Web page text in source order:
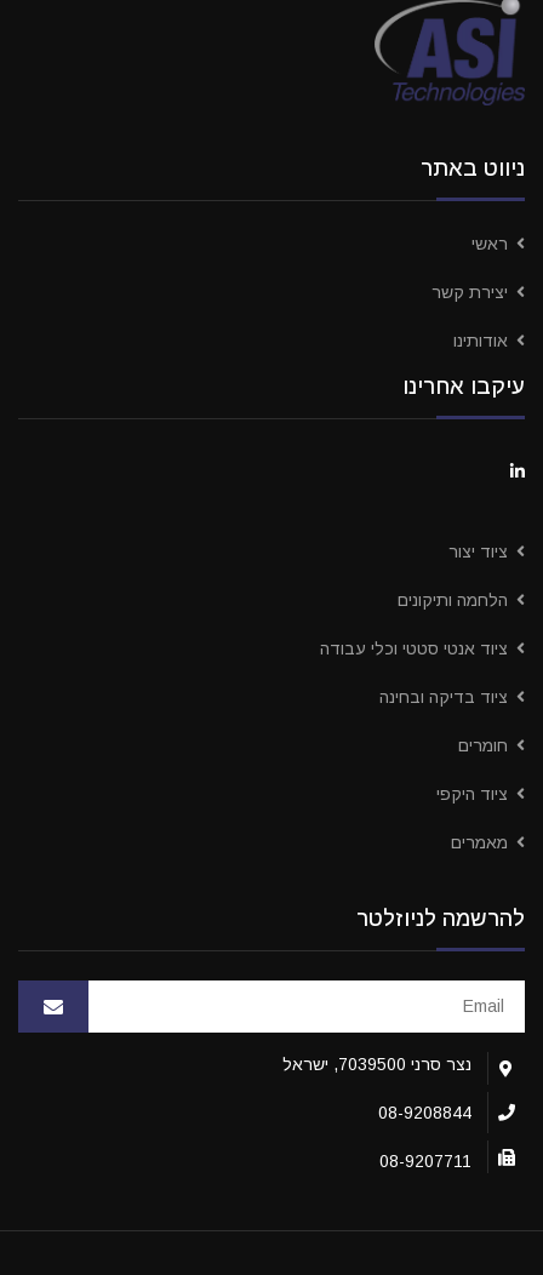
ניווט באתר
ראשי
יצירת קשר
אודותינו
עיקבו אחרינו
ציוד יצור
הלחמה ותיקונים
ציוד אנטי סטטי וכלי עבודה
ציוד בדיקה ובחינה
חומרים
ציוד היקפי
מאמרים
להרשמה לניוזלטר
נצר סרני 7039500, ישראל
08-9208844
08-9207711